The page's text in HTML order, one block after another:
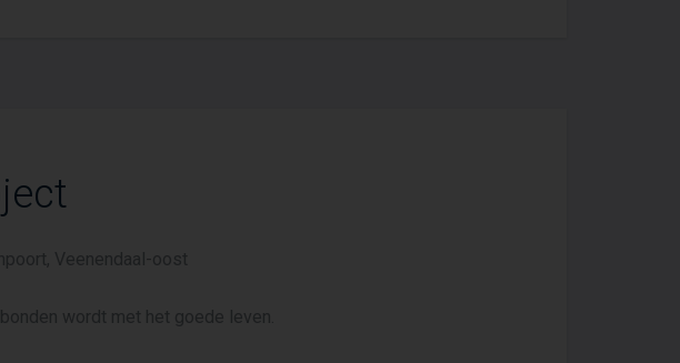
Veenendaal-oost
wordt met het goede leven.